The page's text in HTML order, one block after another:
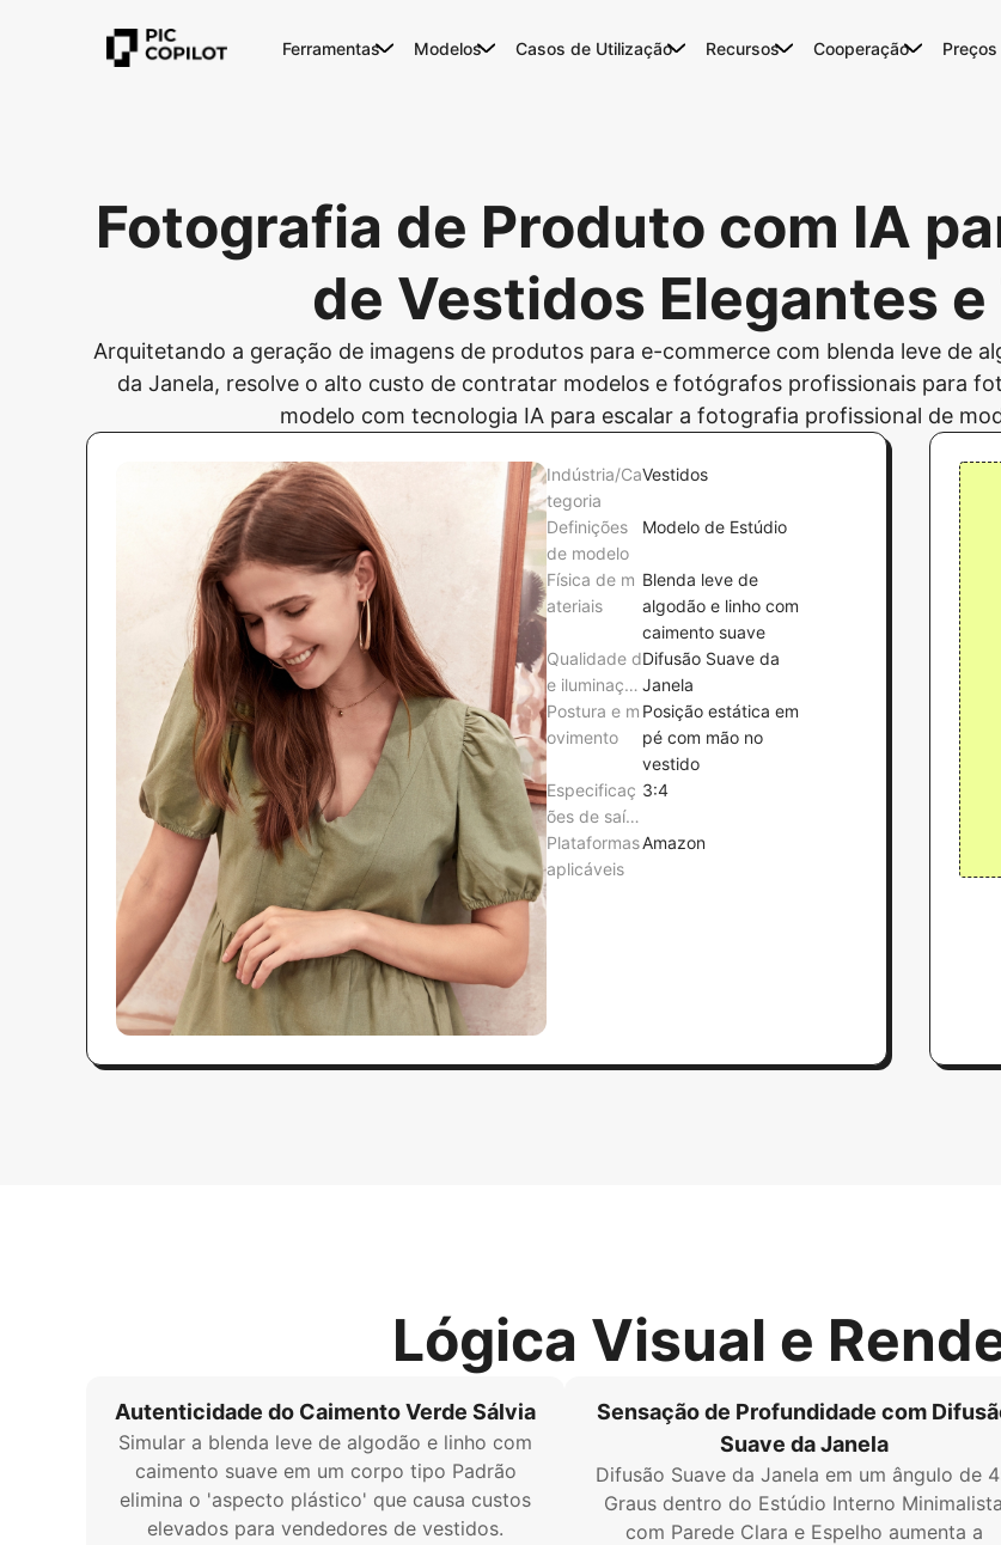
Ferramentas Modelos Casos de Utilização Recursos Cooperação Preços
Fotografia de Produto com IA
de Vestidos Elegantes
Arquitetando a geração de imagens de produtos para e-commerce com blenda leve de
da Janela, resolve o alto custo de contratar modelos e fotógrafos profissionais para
modelo com tecnologia IA para escalar a fotografia profissional de
Indústria/Ca
tegoria
Vestidos
Definições
de modelo
Modelo de Estúdio
Física de m
ateriais
Blenda leve de
algodão e linho com
caimento suave
Qualidade d
e iluminaçã
o
Difusão Suave da
Janela
Postura e m
ovimento
Posição estática em
pé com mão no
vestido
Especificaç
ões de saíd
a
3:4
Plataformas
aplicáveis
Amazon
Lógica Visual e
Autenticidade do Caimento Verde Sálvia
Simular a blenda leve de algodão e linho com
caimento suave em um corpo tipo Padrão
elimina o 'aspecto plástico' que causa custos
elevados para vendedores de vestidos.
Sensação de Profundidade com
Suave da Janela
Difusão Suave da Janela em um ângulo de
Graus dentro do Estúdio Interno Minimalista
com Parede Clara e Espelho aumenta a